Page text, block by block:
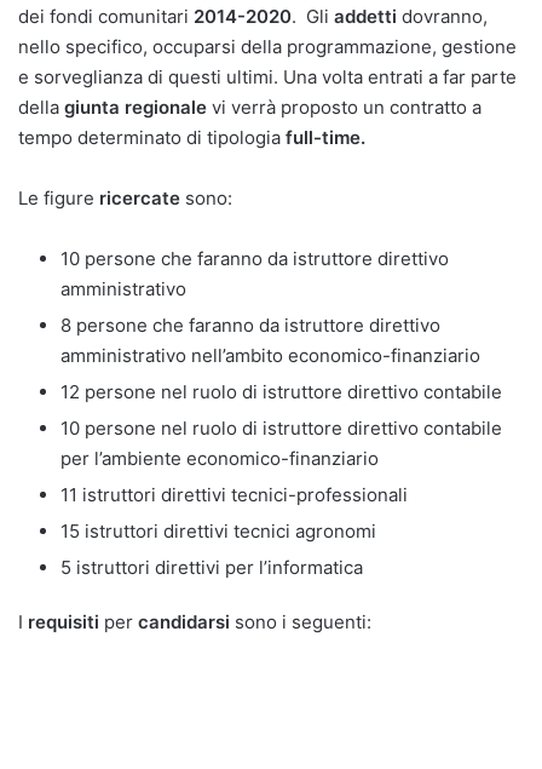
dei fondi comunitari 2014-2020. Gli addetti dovranno,
nello specifico, occuparsi della programmazione, gestione
e sorveglianza di questi ultimi. Una volta entrati a far parte
della giunta regionale vi verrà proposto un contratto a
tempo determinato di tipologia full-time.
Le figure ricercate sono:
10 persone che faranno da istruttore direttivo
amministrativo
8 persone che faranno da istruttore direttivo
amministrativo nell’ambito economico-finanziario
12 persone nel ruolo di istruttore direttivo contabile
10 persone nel ruolo di istruttore direttivo contabile
per l’ambiente economico-finanziario
11 istruttori direttivi tecnici-professionali
15 istruttori direttivi tecnici agronomi
5 istruttori direttivi per l’informatica
I requisiti per candidarsi sono i seguenti: